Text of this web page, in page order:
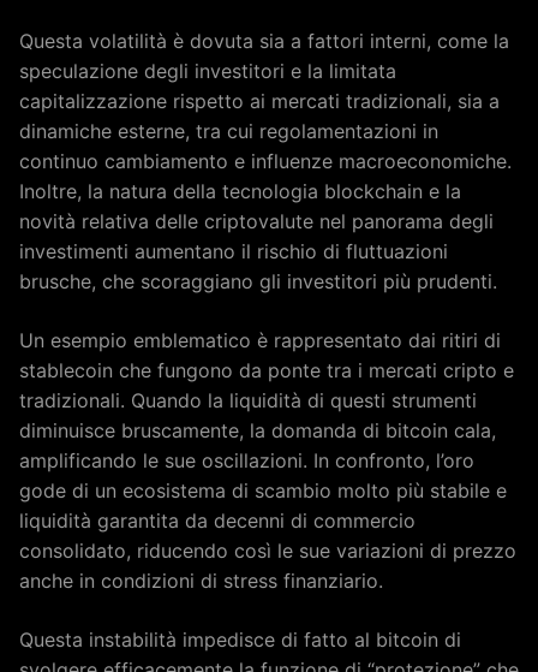
Questa volatilità è dovuta sia a fattori interni, come la
speculazione degli investitori e la limitata
capitalizzazione rispetto ai mercati tradizionali, sia a
dinamiche esterne, tra cui regolamentazioni in
continuo cambiamento e influenze macroeconomiche.
Inoltre, la natura della tecnologia blockchain e la
novità relativa delle criptovalute nel panorama degli
investimenti aumentano il rischio di fluttuazioni
brusche, che scoraggiano gli investitori più prudenti.
Un esempio emblematico è rappresentato dai ritiri di
stablecoin che fungono da ponte tra i mercati cripto e
tradizionali. Quando la liquidità di questi strumenti
diminuisce bruscamente, la domanda di bitcoin cala,
amplificando le sue oscillazioni. In confronto, l’oro
gode di un ecosistema di scambio molto più stabile e
liquidità garantita da decenni di commercio
consolidato, riducendo così le sue variazioni di prezzo
anche in condizioni di stress finanziario.
Questa instabilità impedisce di fatto al bitcoin di